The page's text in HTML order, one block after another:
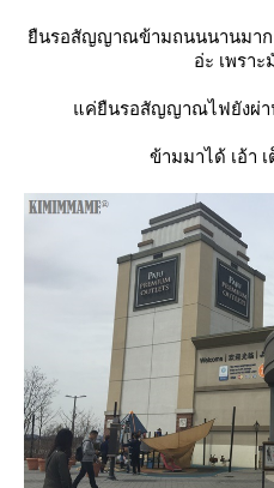
นรอสัญญาณข้ามถนนนานมาก
อ่ะ เพรา
ค่ยืนรอสัญญาณไฟยังผ่าน
ข้ามมาได้ เอ้า